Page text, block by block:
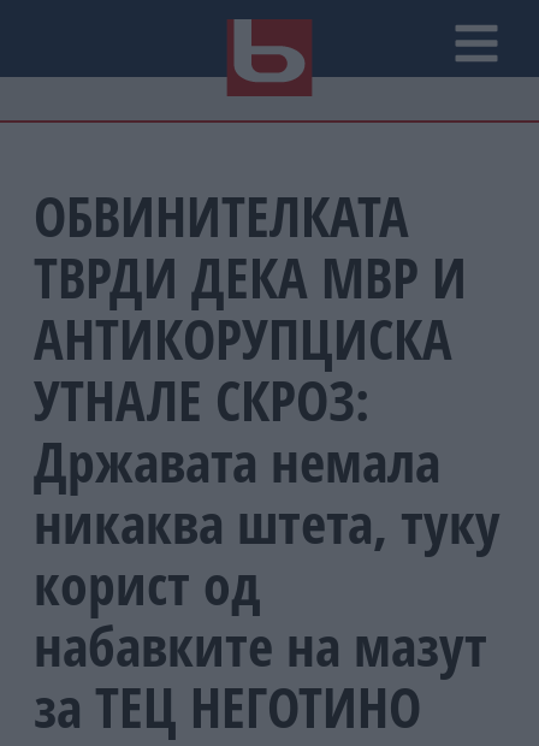
ОБВИНИТЕЛКАТА
ТВРДИ ДЕКА МВР И
АНТИКОРУПЦИСКА
УТНАЛЕ СКРОЗ:
Државата немала
никаква штета, туку
корист од
набавките на мазут
за ТЕЦ НЕГОТИНО